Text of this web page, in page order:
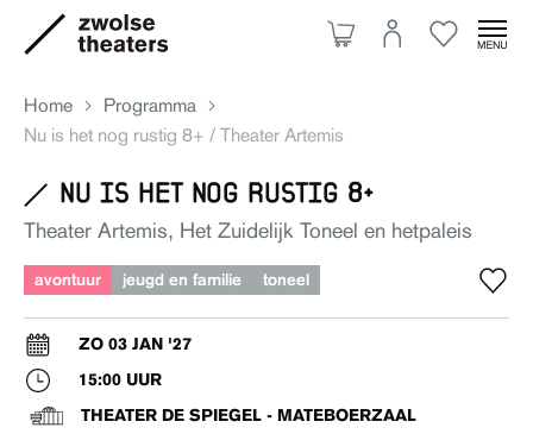
Aanbod
Je bezoek
Over ons
Home
Programma
Nu is het nog rustig 8+ / Theater Artemis
nu is het nog rustig 8+
Theater Artemis, Het Zuidelijk Toneel en hetpaleis
avontuur jeugd en familie toneel
ZO 03 JAN '27
15:00 UUR
THEATER DE SPIEGEL - MATEBOERZAAL